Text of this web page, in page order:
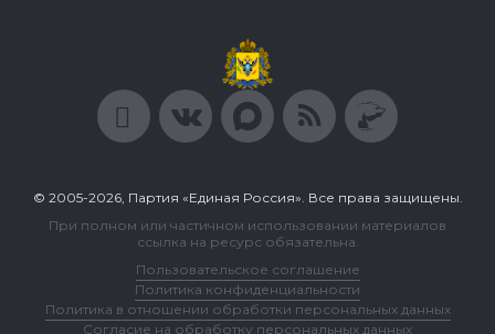
© 2005-2026, Партия «Единая Россия». Все права защищены.
При полном или частичном использовании материалов
ссылка на ресурс обязательна.
Пользовательское соглашение
Политика конфиденциальности
Политика в отношении обработки персональных данных
Согласие на обработку персональных данных